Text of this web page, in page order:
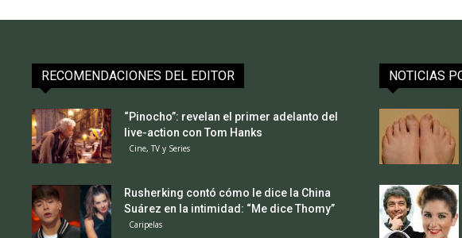
RECOMENDACIONES DEL EDITOR
“Pinocho”: revelan el primer adelanto del
live-action con Tom Hanks
Cine, TV y Series
Rusherking contó cómo le dice la China
Suárez en la intimidad: “Me dice Thomy”
Caripelas
NOTICIAS